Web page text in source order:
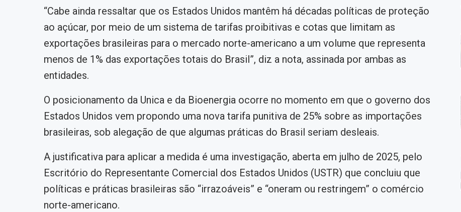
“Cabe ainda ressaltar que os Estados Unidos mantêm há décadas políticas de proteção
ao açúcar, por meio de um sistema de tarifas proibitivas e cotas que limitam as
exportações brasileiras para o mercado norte-americano a um volume que representa
menos de 1% das exportações totais do Brasil”, diz a nota, assinada por ambas as
entidades.
O posicionamento da Unica e da Bioenergia ocorre no momento em que o governo dos
Estados Unidos vem propondo uma nova tarifa punitiva de 25% sobre as importações
brasileiras, sob alegação de que algumas práticas do Brasil seriam desleais.
A justificativa para aplicar a medida é uma investigação, aberta em julho de 2025, pelo
Escritório do Representante Comercial dos Estados Unidos (USTR) que concluiu que
políticas e práticas brasileiras são “irrazoáveis” e “oneram ou restringem” o comércio
norte-americano.